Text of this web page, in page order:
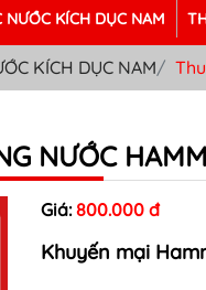
NƯỚC KÍCH DỤC NAM
KÍCH DỤC NAM
NƯỚC
Giá: 800.000 đ
Khuyến mại